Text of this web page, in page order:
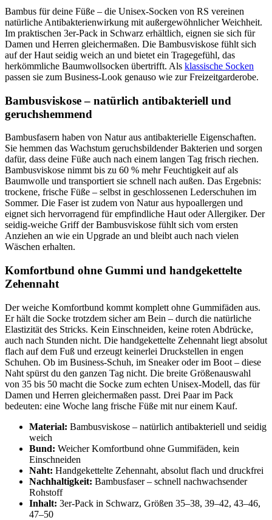
Bambus für deine Füße – die Unisex-Socken von RS vereinen
natürliche Antibakterienwirkung mit außergewöhnlicher Weichheit.
Im praktischen 3er-Pack in Schwarz erhältlich, eignen sie sich für
Damen und Herren gleichermaßen. Die Bambusviskose fühlt sich
auf der Haut seidig weich an und bietet ein Tragegefühl, das
herkömmliche Baumwollsocken übertrifft. Als klassische Socken
passen sie zum Business-Look genauso wie zur Freizeitgarderobe.
Bambusviskose – natürlich antibakteriell und
geruchshemmend
Bambusfasern haben von Natur aus antibakterielle Eigenschaften.
Sie hemmen das Wachstum geruchsbildender Bakterien und sorgen
dafür, dass deine Füße auch nach einem langen Tag frisch riechen.
Bambusviskose nimmt bis zu 60 % mehr Feuchtigkeit auf als
Baumwolle und transportiert sie schnell nach außen. Das Ergebnis:
trockene, frische Füße – selbst in geschlossenen Lederschuhen im
Sommer. Die Faser ist zudem von Natur aus hypoallergen und
eignet sich hervorragend für empfindliche Haut oder Allergiker. Der
seidig-weiche Griff der Bambusviskose fühlt sich vom ersten
Anziehen an wie ein Upgrade an und bleibt auch nach vielen
Wäschen erhalten.
Komfortbund ohne Gummi und handgekettelte
Zehennaht
Der weiche Komfortbund kommt komplett ohne Gummifäden aus.
Er hält die Socke trotzdem sicher am Bein – durch die natürliche
Elastizität des Stricks. Kein Einschneiden, keine roten Abdrücke,
auch nach Stunden nicht. Die handgekettelte Zehennaht liegt absolut
flach auf dem Fuß und erzeugt keinerlei Druckstellen in engen
Schuhen. Ob im Business-Schuh, im Sneaker oder im Boot – diese
Naht spürst du den ganzen Tag nicht. Die breite Größenauswahl
von 35 bis 50 macht die Socke zum echten Unisex-Modell, das für
Damen und Herren gleichermaßen passt. Drei Paar im Pack
bedeuten: eine Woche lang frische Füße mit nur einem Kauf.
Material: Bambusviskose – natürlich antibakteriell und seidig
weich
Bund: Weicher Komfortbund ohne Gummifäden, kein
Einschneiden
Naht: Handgekettelte Zehennaht, absolut flach und druckfrei
Nachhaltigkeit: Bambusfaser – schnell nachwachsender
Rohstoff
Inhalt: 3er-Pack in Schwarz, Größen 35–38, 39–42, 43–46,
47–50